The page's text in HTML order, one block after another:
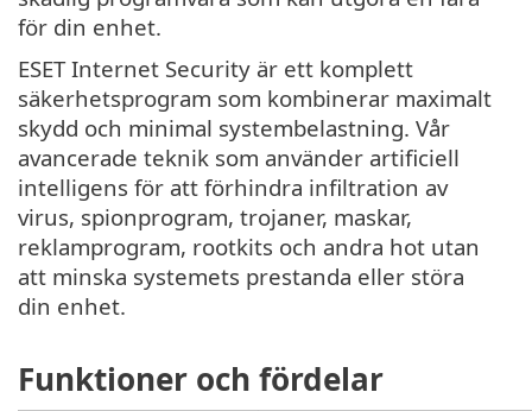
för din enhet.
ESET Internet Security är ett komplett
säkerhetsprogram som kombinerar maximalt
skydd och minimal systembelastning. Vår
avancerade teknik som använder artificiell
intelligens för att förhindra infiltration av
virus, spionprogram, trojaner, maskar,
reklamprogram, rootkits och andra hot utan
att minska systemets prestanda eller störa
din enhet.
Funktioner och fördelar